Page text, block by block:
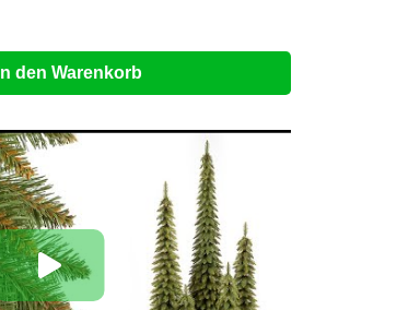
In den Warenkorb